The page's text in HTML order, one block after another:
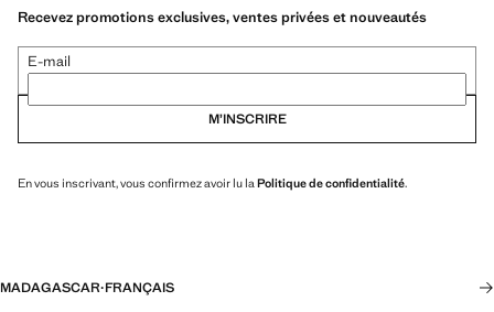
Recevez promotions exclusives, ventes privées et nouveautés
E-mail
M’INSCRIRE
En vous inscrivant, vous confirmez avoir lu la Politique de confidentialité.
MADAGASCAR·FRANÇAIS